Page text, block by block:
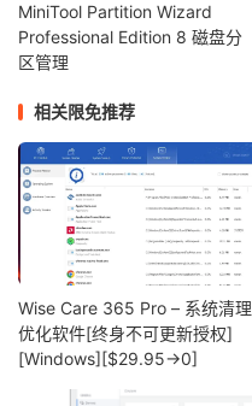
MiniTool Partition Wizard
Professional Edition 8 磁盘分
区管理
相关限免推荐
Wise Care 365 Pro – 系统清理
优化软件[终身不可更新授权]
[Windows][$29.95→0]